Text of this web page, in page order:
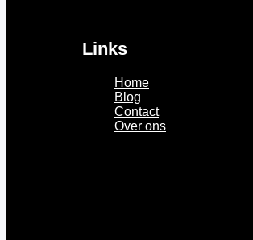
Links
Home
Blog
Contact
Over ons